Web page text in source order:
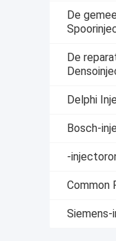
De
De
Delphi
Bosch-
-
Common